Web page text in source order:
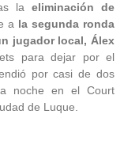
laeliminación de
a la segunda ronda
jugador local, Álex
para dejar por el
por casi de dos
noche en el Court
de Luque.